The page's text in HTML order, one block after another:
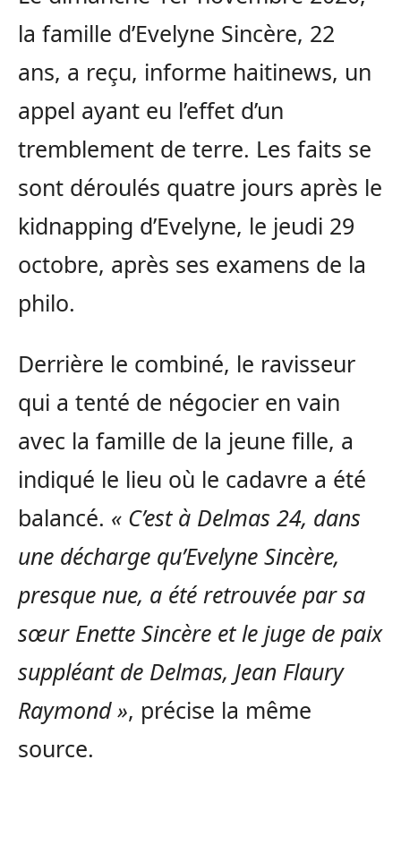
la famille d’Evelyne Sincère, 22
ans, a reçu, informe haitinews, un
appel ayant eu l’effet d’un
tremblement de terre. Les faits se
sont déroulés quatre jours après le
kidnapping d’Evelyne, le jeudi 29
octobre, après ses examens de la
philo.
Derrière le combiné, le ravisseur
qui a tenté de négocier en vain
avec la famille de la jeune fille, a
indiqué le lieu où le cadavre a été
balancé. « C’est à Delmas 24, dans
une décharge qu’Evelyne Sincère,
presque nue, a été retrouvée par sa
sœur Enette Sincère et le juge de paix
suppléant de Delmas, Jean Flaury
Raymond », précise la même
source.